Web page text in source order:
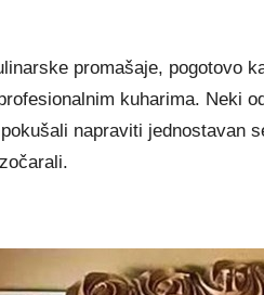
promašaje, pogotovo
kuharima. Neki
napraviti jednostavan